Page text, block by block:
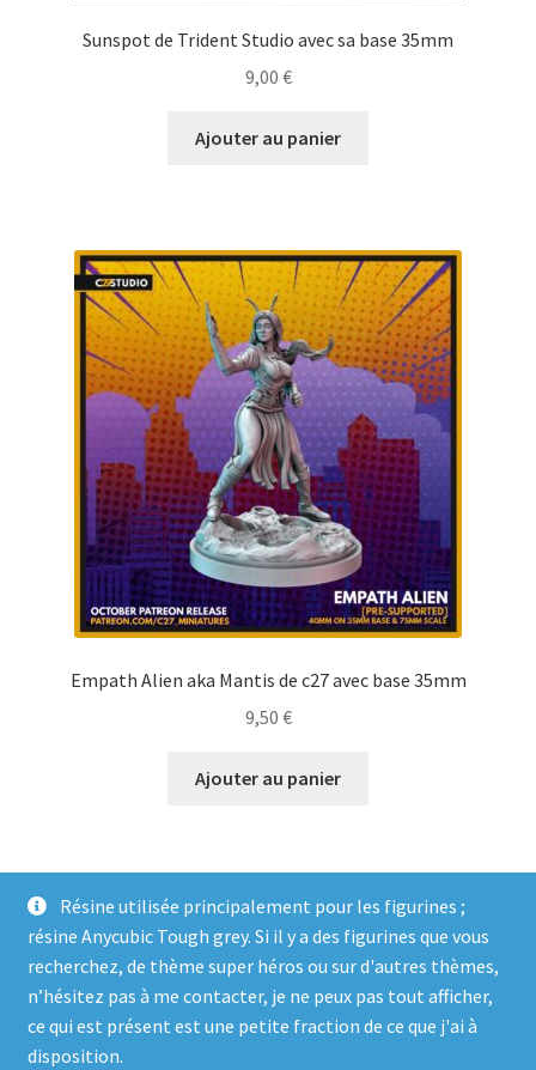
Résine utilisée principalement pour les figurines ;
résine Anycubic Tough grey. Si il y a des figurines que vous
recherchez, de thème super héros ou sur d'autres thèmes,
n’hésitez pas à me contacter, je ne peux pas tout afficher,
ce qui est présent est une petite fraction de ce que j'ai à
disposition.
Sunspot de Trident Studio avec sa base 35mm
9,00 €
Ajouter au panier
Empath Alien aka Mantis de c27 avec base 35mm
9,50 €
Ajouter au panier
© Genosha Impact 2026